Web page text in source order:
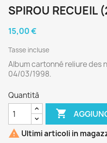
SPIROU RECUEIL
15,00 €
Tasse incluse
Album cartonné reliure des
04/03/1998.
Quantità

 Ultimi articoli in